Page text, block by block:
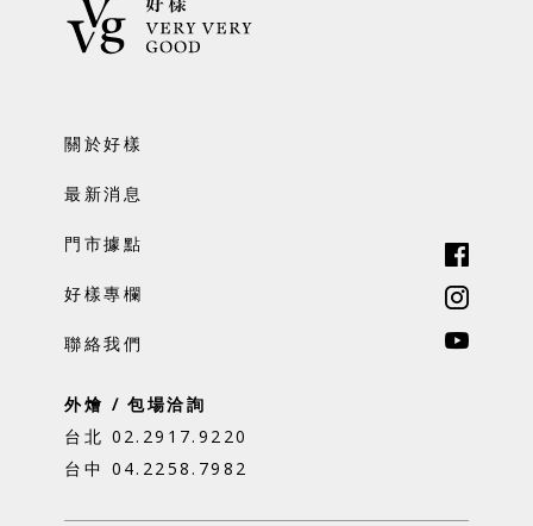
關於好樣
最新消息
門市據點
好樣專欄
聯絡我們
外燴 / 包場洽詢
台北 02.2917.9220
台中 04.2258.7982